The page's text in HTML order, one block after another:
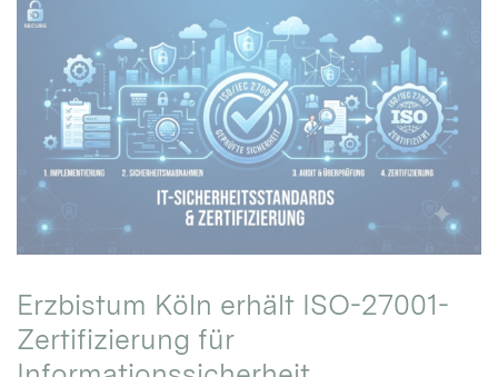
Erzbistum Köln erhält ISO-27001-
Zertifizierung für